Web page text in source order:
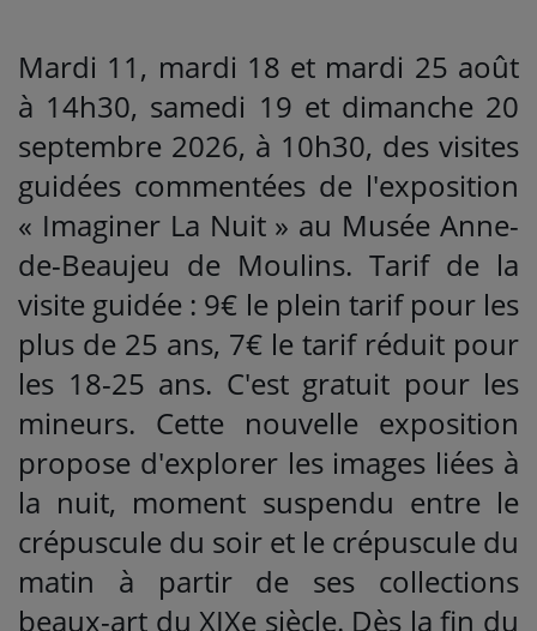
Mardi 11, mardi 18 et mardi 25 août
à 14h30, samedi 19 et dimanche 20
septembre 2026, à 10h30, des visites
guidées commentées de l'exposition
« Imaginer La Nuit » au Musée Anne-
de-Beaujeu de Moulins. Tarif de la
visite guidée : 9€ le plein tarif pour les
plus de 25 ans, 7€ le tarif réduit pour
les 18-25 ans. C'est gratuit pour les
mineurs. Cette nouvelle exposition
propose d'explorer les images liées à
la nuit, moment suspendu entre le
crépuscule du soir et le crépuscule du
matin à partir de ses collections
beaux-art du XIXe siècle. Dès la fin du